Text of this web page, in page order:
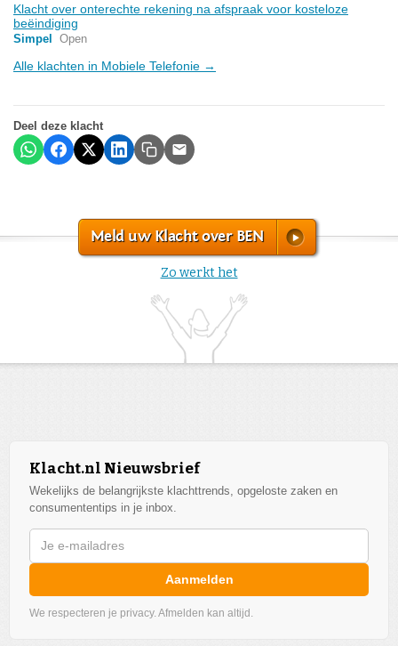
Klacht over onterechte rekening na afspraak voor kosteloze
beëindiging
Simpel Open
Alle klachten in Mobiele Telefonie →
Deel deze klacht
Meld uw Klacht over BEN
Zo werkt het
Klacht.nl Nieuwsbrief
Wekelijks de belangrijkste klachttrends, opgeloste zaken en
consumententips in je inbox.
Aanmelden
We respecteren je privacy. Afmelden kan altijd.